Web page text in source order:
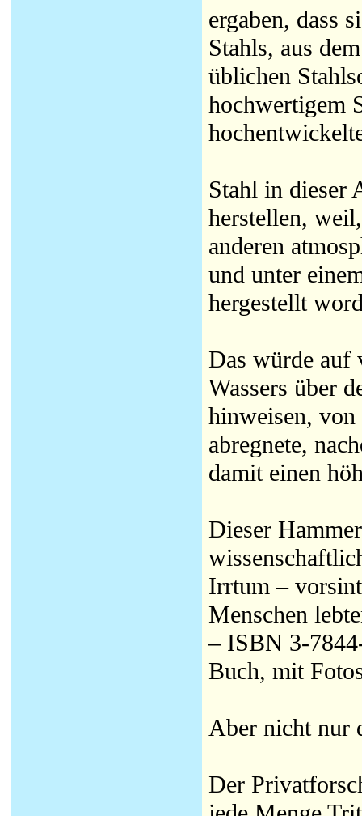
ergaben, dass
Stahls, aus
üblichen
hochwertigem
Stahl in dieser
herstellen,
anderen
und unter
hergestellt
Das würde auf
Wassers über
hinweisen,
abregnete,
damit einen
Dieser
Irrtum –
Menschen
– ISBN 3-
Buch, mit
Aber nicht nur
Der